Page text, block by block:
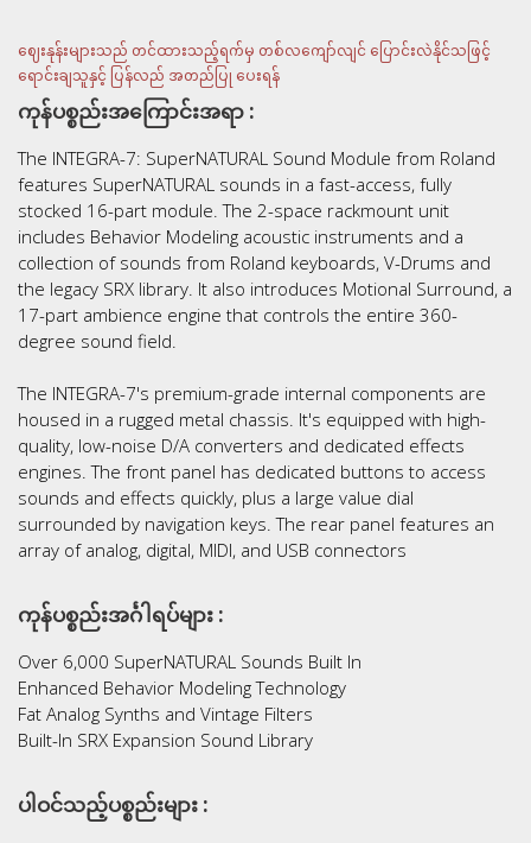
ဈေးနုန်းများသည် တင်ထားသည့်ရက်မှ တစ်လကျော်လျင် ပြောင်းလဲနိုင်သဖြင့်
ရောင်းချသူနှင့် ပြန်လည် အတည်ပြု ပေးရန်
ကုန်ပစ္စည်းအကြောင်းအရာ :
The INTEGRA-7: SuperNATURAL Sound Module from Roland
features SuperNATURAL sounds in a fast-access, fully
stocked 16-part module. The 2-space rackmount unit
includes Behavior Modeling acoustic instruments and a
collection of sounds from Roland keyboards, V-Drums and
the legacy SRX library. It also introduces Motional Surround, a
17-part ambience engine that controls the entire 360-
degree sound field.
The INTEGRA-7's premium-grade internal components are
housed in a rugged metal chassis. It's equipped with high-
quality, low-noise D/A converters and dedicated effects
engines. The front panel has dedicated buttons to access
sounds and effects quickly, plus a large value dial
surrounded by navigation keys. The rear panel features an
array of analog, digital, MIDI, and USB connectors
ကုန်ပစ္စည်းအင်္ဂါရပ်များ :
Over 6,000 SuperNATURAL Sounds Built In
Enhanced Behavior Modeling Technology
Fat Analog Synths and Vintage Filters
Built-In SRX Expansion Sound Library
ပါဝင်သည့်ပစ္စည်းများ :